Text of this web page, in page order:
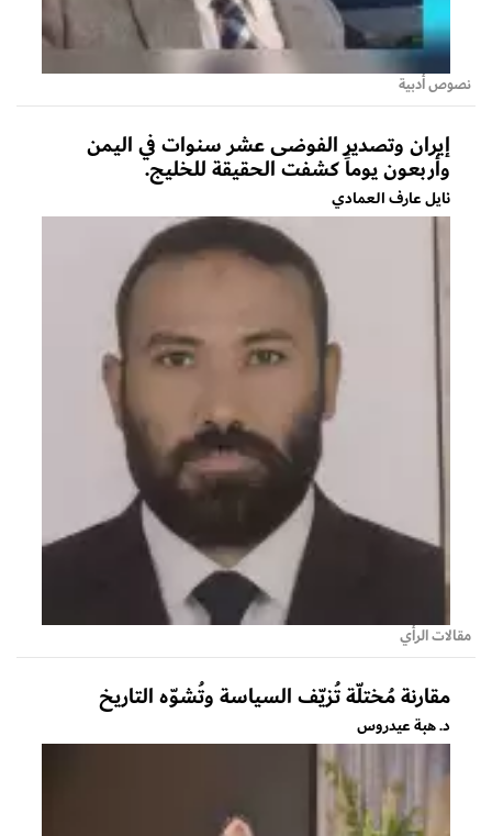
نصوص أدبية
إيران وتصدير الفوضى عشر سنوات في اليمن
وأربعون يوماً كشفت الحقيقة للخليج.
نايل عارف العمادي
مقالات الرأي
مقارنة مُختلّة تُزيّف السياسة وتُشوّه التاريخ
د. هبة عيدروس